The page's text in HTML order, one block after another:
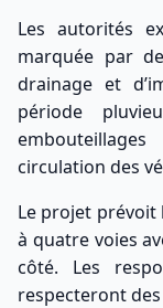
Les autorités
marquée par
drainage et
période
circulation des
Le projet prévoit
à quatre voies
côté. Les
respecteront